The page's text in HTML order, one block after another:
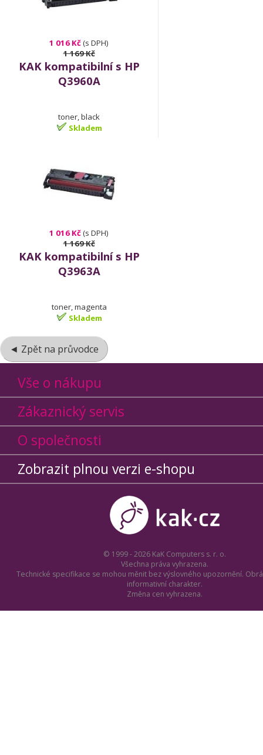
1 016 Kč(s DPH)
1 169 Kč
KAK kompatibilní s HP
Q3960A
toner, black
Skladem
1 016 Kč(s DPH)
1 169 Kč
KAK kompatibilní s HP
Q3963A
toner, magenta
Skladem
◄ Zpět na průvodce
Vše o nákupu
Zákaznický servis
O společnosti
Zobrazit plnou verzi e-shopu
© 1999 - 2026 KaK Computers s. r. o.
Všechna práva vyhrazena.
Technické specifikace se mohou měnit bez výslovného upozornění.
informativní charakter.
Změna cen vyhrazena.